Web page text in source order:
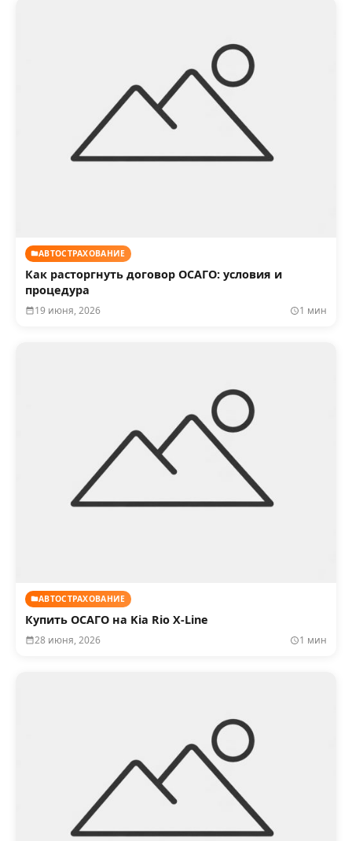
АВТОСТРАХОВАНИЕ
Как расторгнуть договор ОСАГО: условия и
процедура
19 июня, 2026 1 мин
АВТОСТРАХОВАНИЕ
Купить ОСАГО на Kia Rio X-Line
28 июня, 2026 1 мин